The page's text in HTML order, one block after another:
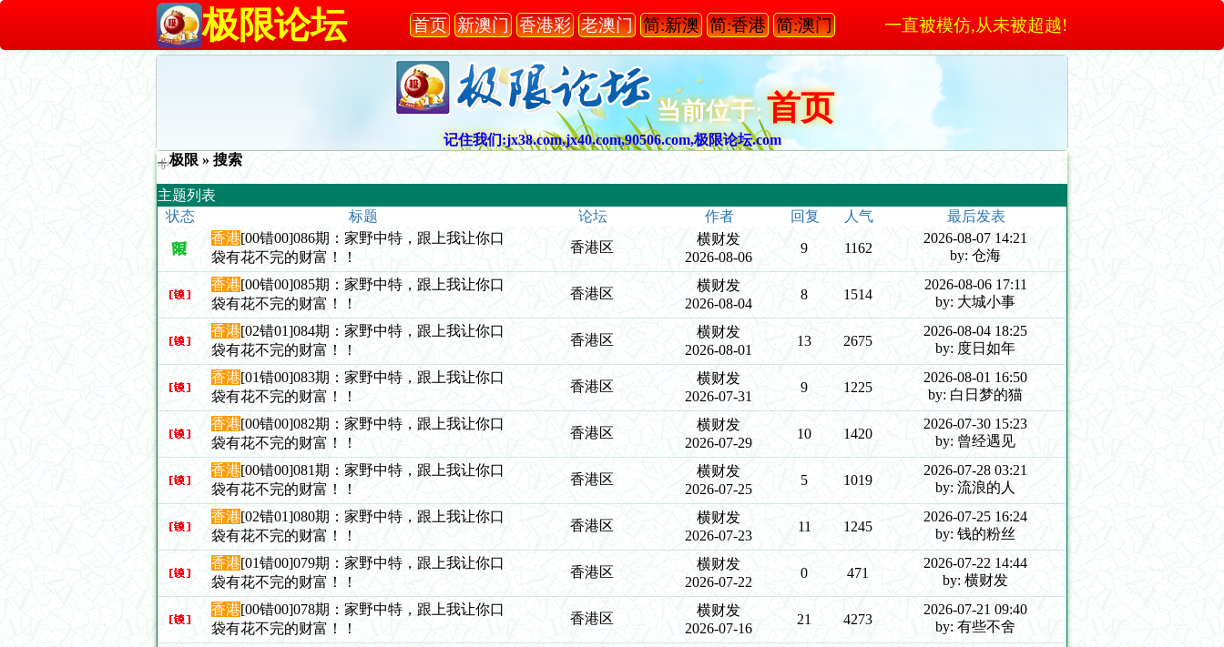
极限论坛 首页 新澳门 香港彩 老澳门 简:新澳 简:香港 简:澳门 一直被模仿,从未被超越!
当前位于: 首页
记住我们:jx38.com,jx40.com,90506.com,极限论坛.com
极限 » 搜索
主题列表
状态
标题 论坛 作者 回复 人气
最后发表
香港[00错00]086期：家野中特，跟上我让你口
袋有花不完的财富！！
香港区
横财发
2026-08-06
9 1162
2026-08-07 14:21
by: 仓海
香港[00错00]085期：家野中特，跟上我让你口
袋有花不完的财富！！
香港区
横财发
2026-08-04
8 1514
2026-08-06 17:11
by: 大城小事
香港[02错01]084期：家野中特，跟上我让你口
袋有花不完的财富！！
香港区
横财发
2026-08-01
13 2675
2026-08-04 18:25
by: 度日如年
香港[01错00]083期：家野中特，跟上我让你口
袋有花不完的财富！！
香港区
横财发
2026-07-31
9 1225
2026-08-01 16:50
by: 白日梦的猫
香港[00错00]082期：家野中特，跟上我让你口
袋有花不完的财富！！
香港区
横财发
2026-07-29
10 1420
2026-07-30 15:23
by: 曾经遇见
香港[00错00]081期：家野中特，跟上我让你口
袋有花不完的财富！！
香港区
横财发
2026-07-25
5 1019
2026-07-28 03:21
by: 流浪的人
香港[02错01]080期：家野中特，跟上我让你口
袋有花不完的财富！！
香港区
横财发
2026-07-23
11 1245
2026-07-25 16:24
by: 钱的粉丝
香港[01错00]079期：家野中特，跟上我让你口
袋有花不完的财富！！
香港区
横财发
2026-07-22
0 471
2026-07-22 14:44
by: 横财发
香港[00错00]078期：家野中特，跟上我让你口
袋有花不完的财富！！
香港区
横财发
2026-07-16
21 4273
2026-07-21 09:40
by: 有些不舍